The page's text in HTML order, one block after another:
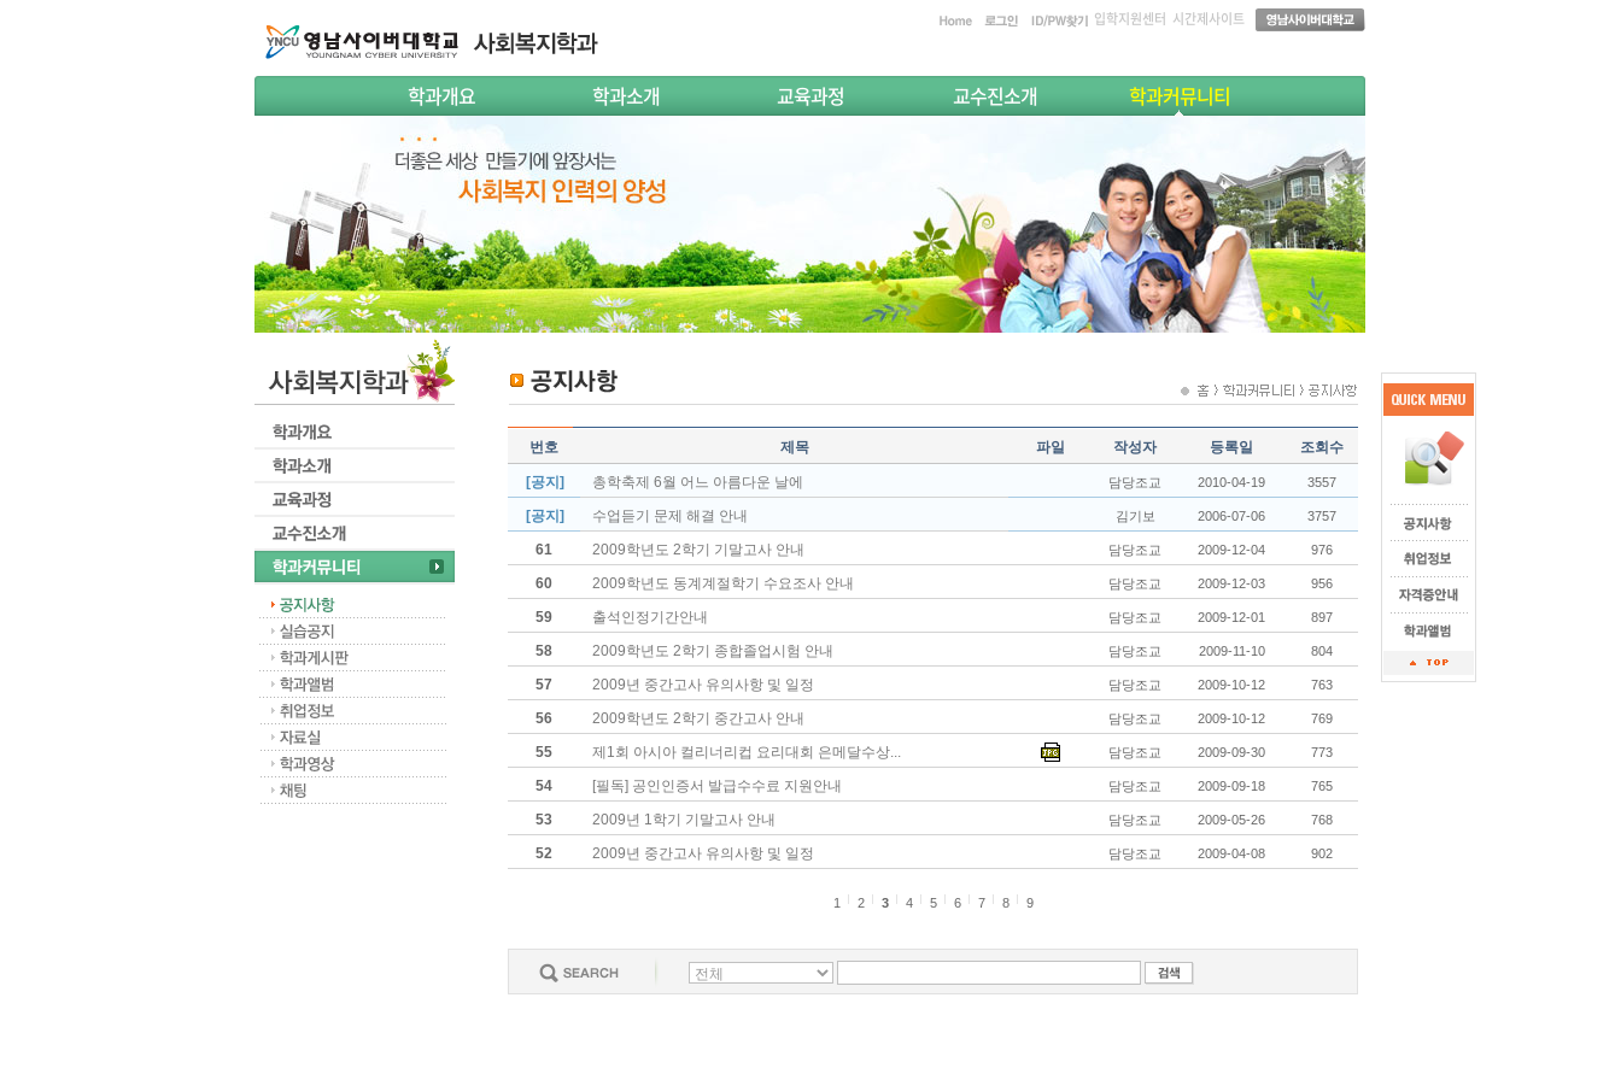
입학지원센터 시간제사이트
학과개요 학과소개 교육과정 교수진소개 학과커뮤니티
번호 제목 파일 작성자 등록일 조회수
[공지] 총학축제 6월 어느 아름다운 날에 담당조교 2010-04-19 3557
[공지] 수업듣기 문제 해결 안내 김기보 2006-07-06 3757
61 2009학년도 2학기 기말고사 안내 담당조교 2009-12-04 976
60 2009학년도 동계계절학기 수요조사 안내 담당조교 2009-12-03 956
59 출석인정기간안내 담당조교 2009-12-01 897
58 2009학년도 2학기 종합졸업시험 안내 담당조교 2009-11-10 804
57 2009년 중간고사 유의사항 및 일정 담당조교 2009-10-12 763
56 2009학년도 2학기 중간고사 안내 담당조교 2009-10-12 769
55 제1회 아시아 컬리너리컵 요리대회 은메달수상... 담당조교 2009-09-30 773
54 [필독] 공인인증서 발급수수료 지원안내 담당조교 2009-09-18 765
53 2009년 1학기 기말고사 안내 담당조교 2009-05-26 768
52 2009년 중간고사 유의사항 및 일정 담당조교 2009-04-08 902
1 2 3 4 5 6 7 8 9